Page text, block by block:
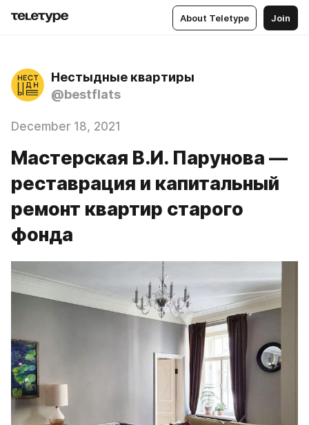
About Teletype Join
Нестыдные квартиры
@bestflats
December 18, 2021
Мастерская В.И. Парунова —
реставрация и капитальный
ремонт квартир старого
фонда